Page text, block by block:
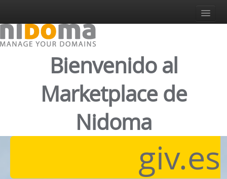
Regístrate
Bienvenido al
Marketplace de
Nidoma
giv.es